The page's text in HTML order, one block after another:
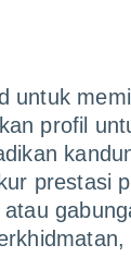
untuk
profil
prestasi